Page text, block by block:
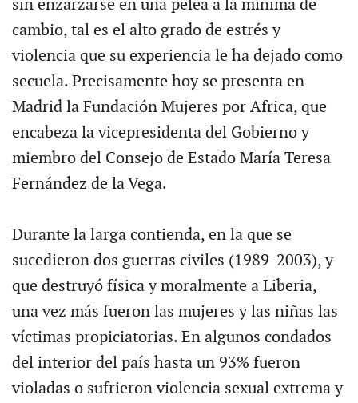
sin enzarzarse en una pelea a la mínima de
cambio, tal es el alto grado de estrés y
violencia que su experiencia le ha dejado como
secuela. Precisamente hoy se presenta en
Madrid la Fundación Mujeres por Africa, que
encabeza la vicepresidenta del Gobierno y
miembro del Consejo de Estado María Teresa
Fernández de la Vega.
Durante la larga contienda, en la que se
sucedieron dos guerras civiles (1989-2003), y
que destruyó física y moralmente a Liberia,
una vez más fueron las mujeres y las niñas las
víctimas propiciatorias. En algunos condados
del interior del país hasta un 93% fueron
violadas o sufrieron violencia sexual extrema y